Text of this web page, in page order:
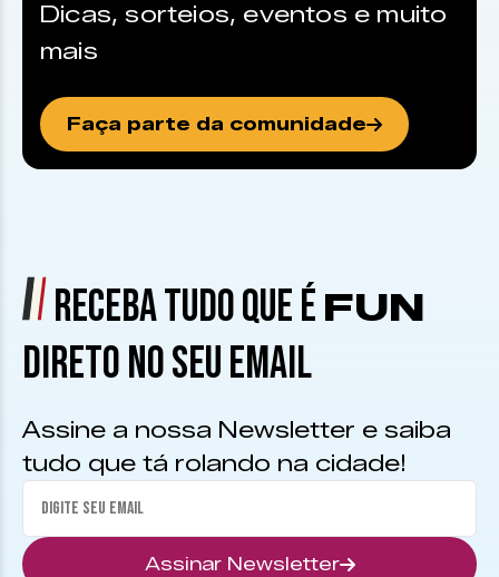
Dicas, sorteios, eventos e muito
mais
Faça parte da comunidade
RECEBA TUDO QUE É FUN
DIRETO NO SEU EMAIL
Assine a nossa Newsletter e saiba
tudo que tá rolando na cidade!
Assinar Newsletter